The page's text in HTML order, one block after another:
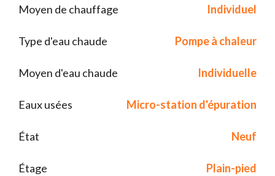
Moyen de chauffage Individuel
Type d'eau chaude Pompe à chaleur
Moyen d'eau chaude Individuelle
Eaux usées Micro-station d'épuration
État Neuf
Étage Plain-pied